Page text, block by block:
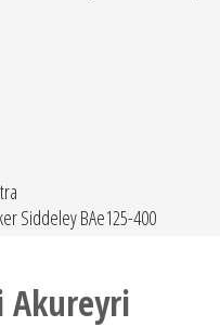
Siddeley BAe125-400
Akureyri